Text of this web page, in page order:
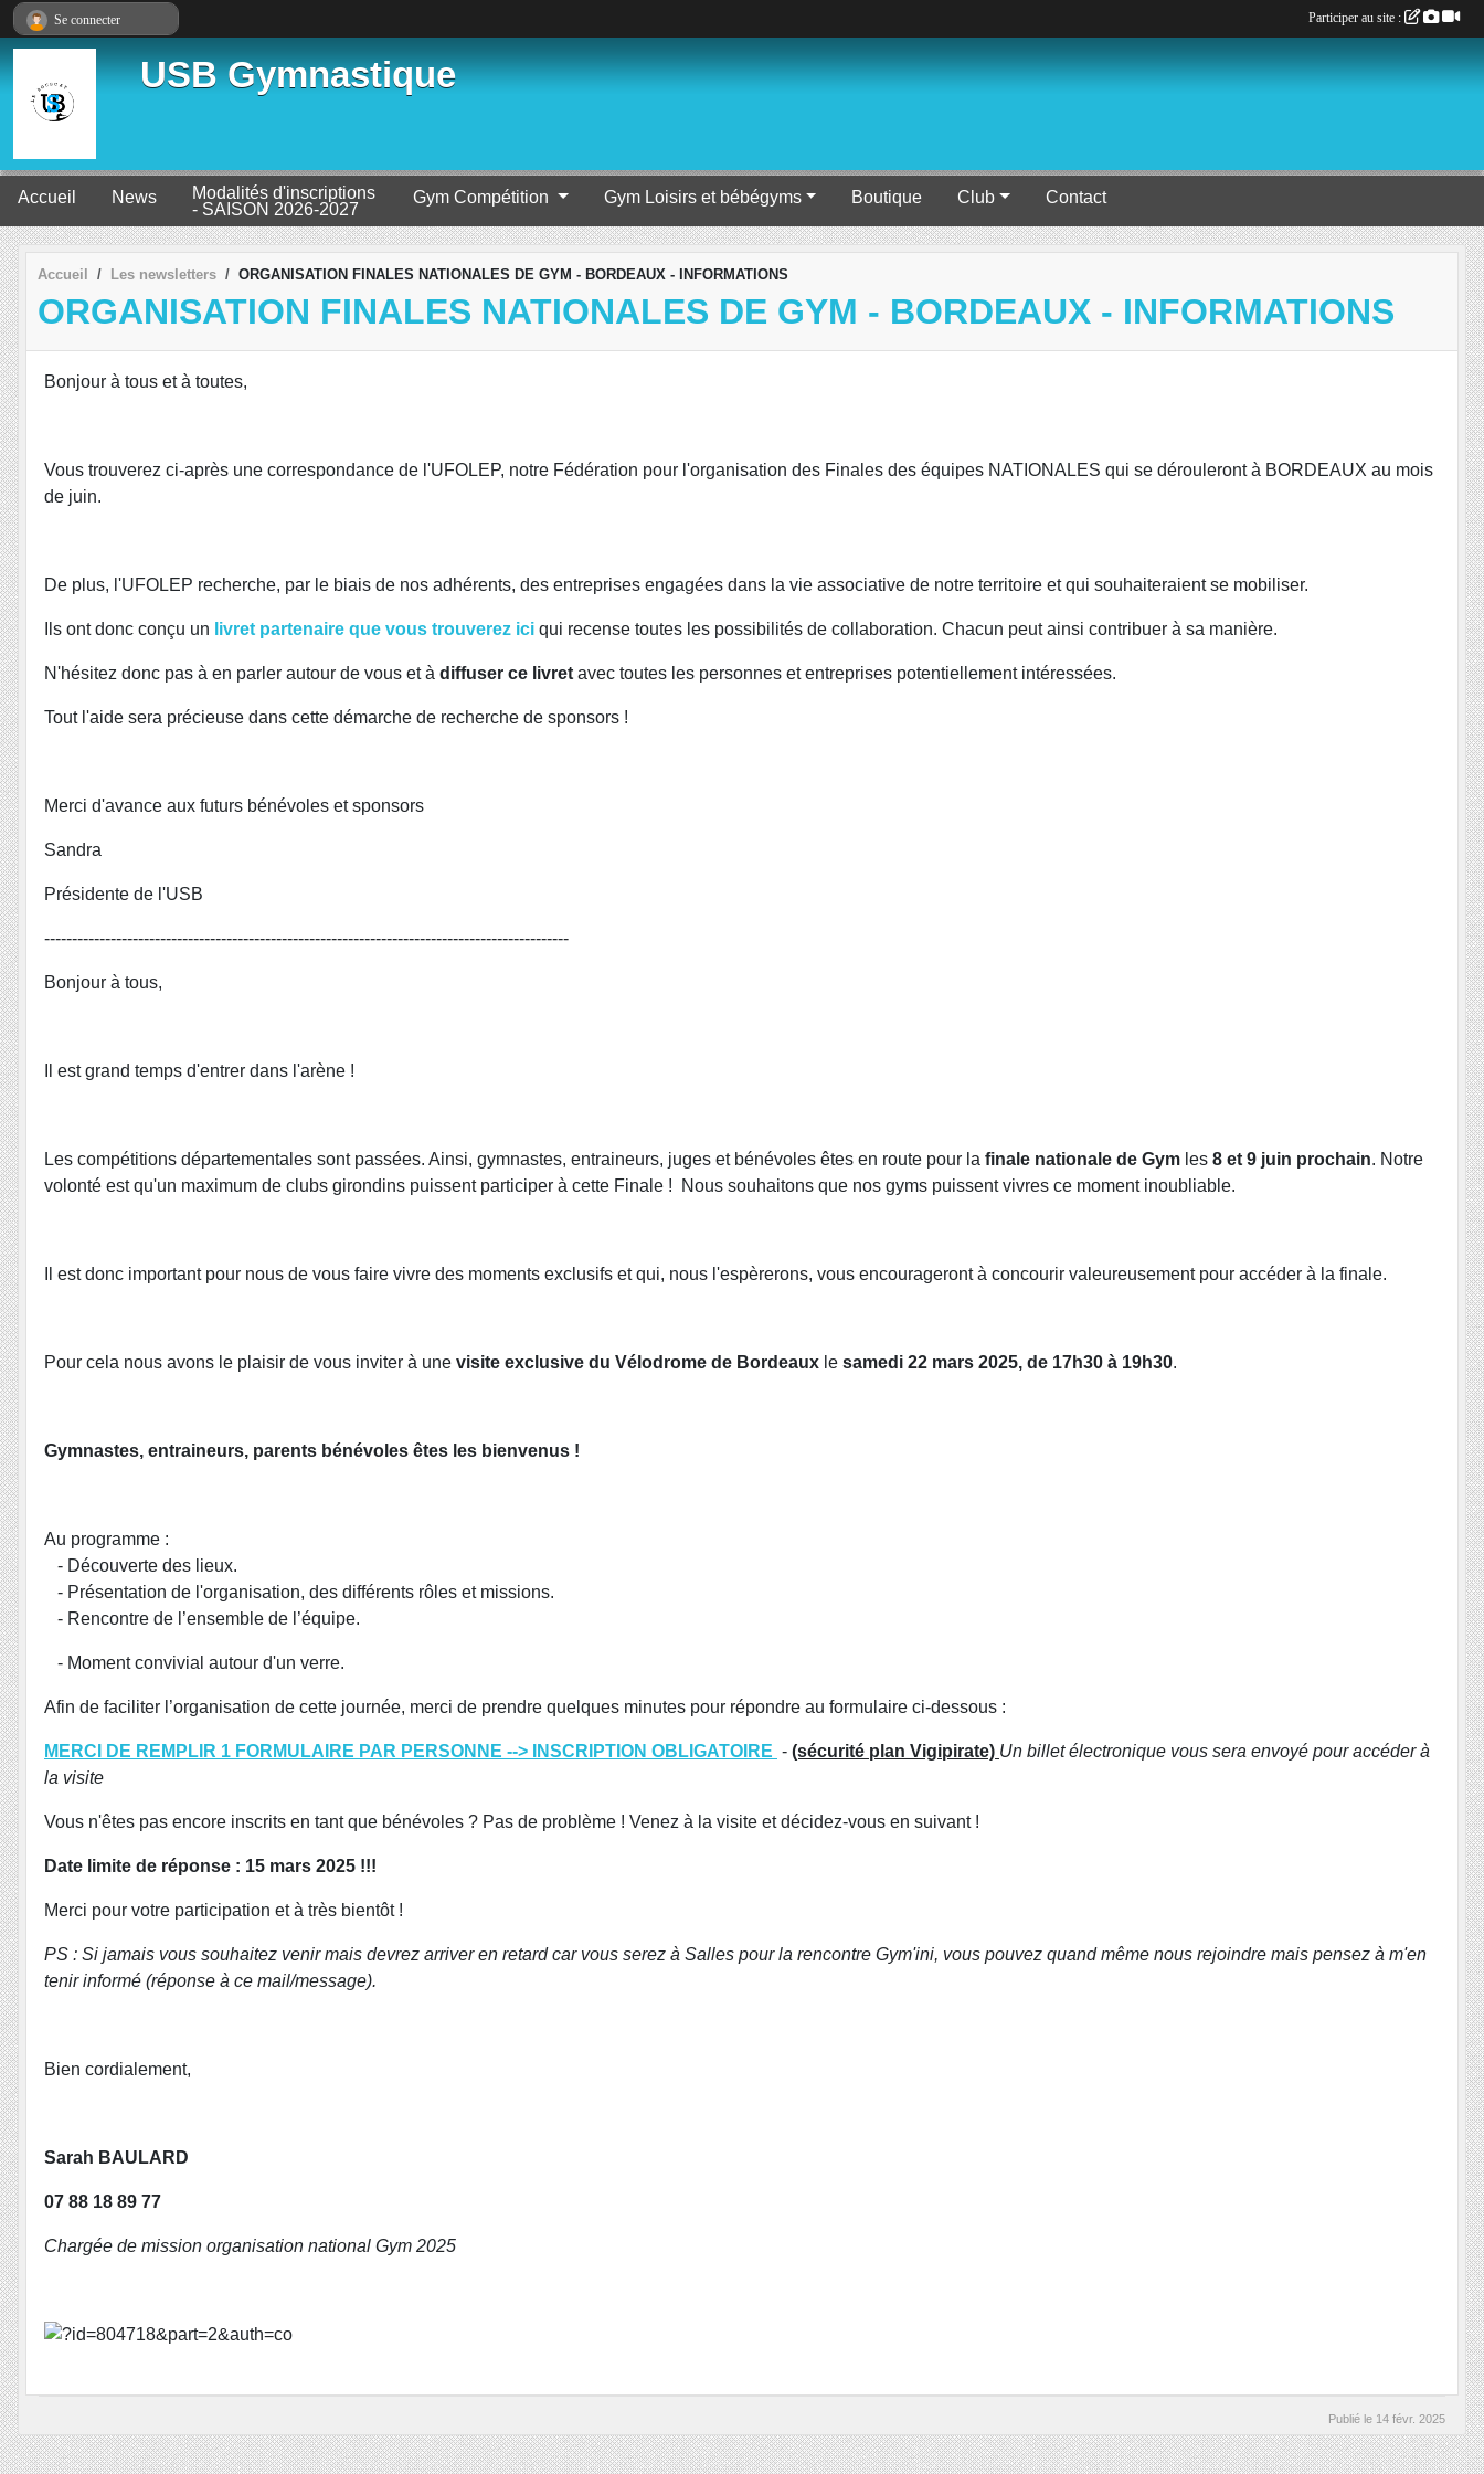
USB Gymnastique
Accueil News
Modalités d'inscriptions
- SAISON 2026-2027
Gym Compétition Gym Loisirs et bébégyms Boutique Club Contact
Accueil Les newsletters ORGANISATION FINALES NATIONALES DE GYM - BORDEAUX - INFORMATIONS
ORGANISATION FINALES NATIONALES DE GYM - BORDEAUX - INFORMATIONS
Bonjour à tous et à toutes,
Vous trouverez ci-après une correspondance de l'UFOLEP, notre Fédération pour l'organisation des Finales des équipes NATIONALES qui se dérouleront à BORDEAUX au mois
de juin.
De plus, l'UFOLEP recherche, par le biais de nos adhérents, des entreprises engagées dans la vie associative de notre territoire et qui souhaiteraient se mobiliser.
Ils ont donc conçu un livret partenaire que vous trouverez ici qui recense toutes les possibilités de collaboration. Chacun peut ainsi contribuer à sa manière.
N'hésitez donc pas à en parler autour de vous et à diffuser ce livret avec toutes les personnes et entreprises potentiellement intéressées.
Tout l'aide sera précieuse dans cette démarche de recherche de sponsors !
Merci d'avance aux futurs bénévoles et sponsors
Sandra
Présidente de l'USB
-----------------------------------------------------------------------------------------------
Bonjour à tous,
Il est grand temps d'entrer dans l'arène !
Les compétitions départementales sont passées. Ainsi, gymnastes, entraineurs, juges et bénévoles êtes en route pour la finale nationale de Gym les 8 et 9 juin prochain. Notre
volonté est qu'un maximum de clubs girondins puissent participer à cette Finale ! Nous souhaitons que nos gyms puissent vivres ce moment inoubliable.
Il est donc important pour nous de vous faire vivre des moments exclusifs et qui, nous l'espèrerons, vous encourageront à concourir valeureusement pour accéder à la finale.
Pour cela nous avons le plaisir de vous inviter à une visite exclusive du Vélodrome de Bordeaux le samedi 22 mars 2025, de 17h30 à 19h30.
Gymnastes, entraineurs, parents bénévoles êtes les bienvenus !
Au programme :
- Découverte des lieux.
- Présentation de l'organisation, des différents rôles et missions.
- Rencontre de l’ensemble de l’équipe.
- Moment convivial autour d'un verre.
Afin de faciliter l’organisation de cette journée, merci de prendre quelques minutes pour répondre au formulaire ci-dessous :
MERCI DE REMPLIR 1 FORMULAIRE PAR PERSONNE --> INSCRIPTION OBLIGATOIRE - (sécurité plan Vigipirate) Un billet électronique vous sera envoyé pour accéder à
la visite
Vous n'êtes pas encore inscrits en tant que bénévoles ? Pas de problème ! Venez à la visite et décidez-vous en suivant !
Date limite de réponse : 15 mars 2025 !!!
Merci pour votre participation et à très bientôt !
PS : Si jamais vous souhaitez venir mais devrez arriver en retard car vous serez à Salles pour la rencontre Gym'ini, vous pouvez quand même nous rejoindre mais pensez à m'en
tenir informé (réponse à ce mail/message).
Bien cordialement,
Sarah BAULARD
07 88 18 89 77
Chargée de mission organisation national Gym 2025
Publié le 14 févr. 2025
Se connecter Participer au site :
Panneau de gestion des cookies